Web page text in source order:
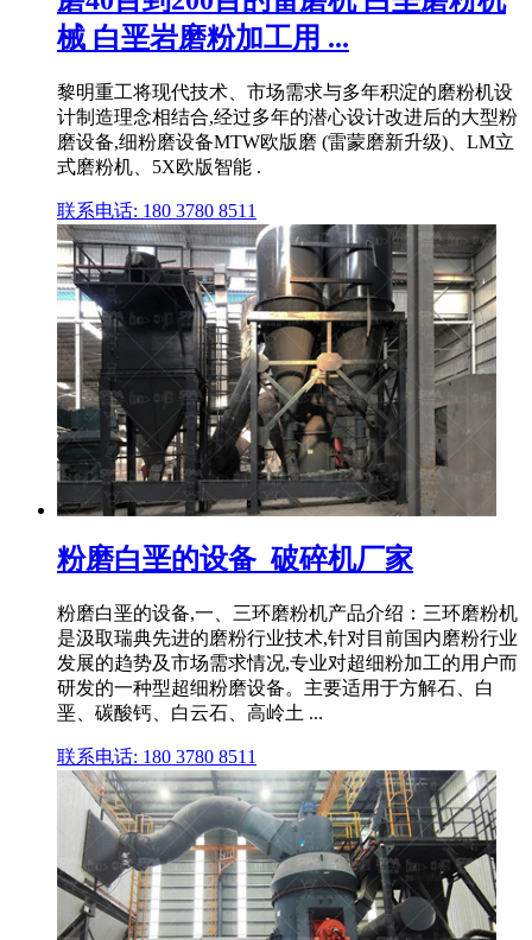
械 白垩岩磨粉加工用 ...
黎明重工将现代技术、市场需求与多年积淀的磨粉机设
计制造理念相结合,经过多年的潜心设计改进后的大型粉
磨设备,细粉磨设备MTW欧版磨 (雷蒙磨新升级)、LM立
式磨粉机、5X欧版智能 .
联系电话: 180 3780 8511
粉磨白垩的设备_破碎机厂家
粉磨白垩的设备,一、三环磨粉机产品介绍：三环磨粉机
是汲取瑞典先进的磨粉行业技术,针对目前国内磨粉行业
发展的趋势及市场需求情况,专业对超细粉加工的用户而
研发的一种型超细粉磨设备。主要适用于方解石、白
垩、碳酸钙、白云石、高岭土 ...
联系电话: 180 3780 8511